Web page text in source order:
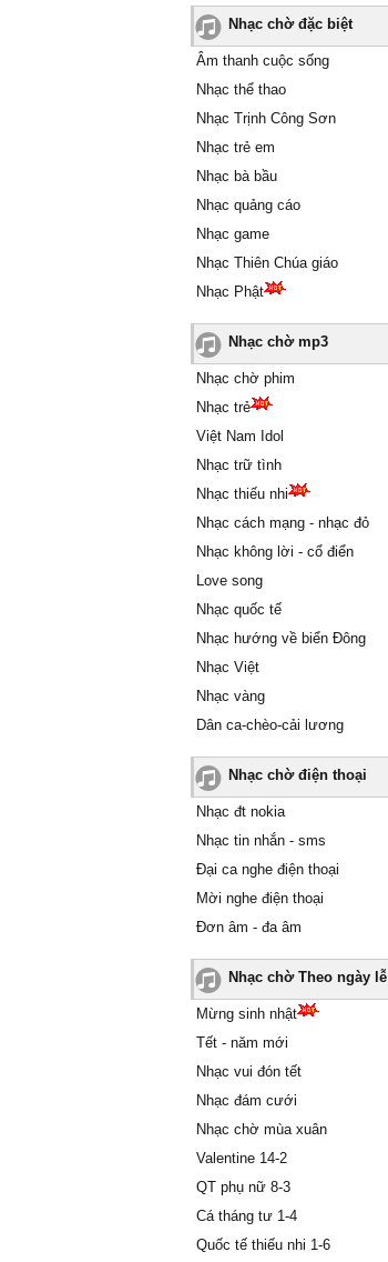
Nhạc chờ đặc biệt
Âm thanh cuộc sống
Nhạc thể thao
Nhạc Trịnh Công Sơn
Nhạc trẻ em
Nhạc bà bầu
Nhạc quảng cáo
Nhạc game
Nhạc Thiên Chúa giáo
Nhạc Phật
Nhạc chờ mp3
Nhạc chờ phim
Nhạc trẻ
Việt Nam Idol
Nhạc trữ tình
Nhạc thiếu nhi
Nhạc cách mạng - nhạc đỏ
Nhạc không lời - cổ điển
Love song
Nhạc quốc tế
Nhạc hướng về biển Đông
Nhạc Việt
Nhạc vàng
Dân ca-chèo-cải lương
Nhạc chờ điện thoại
Nhạc đt nokia
Nhạc tin nhắn - sms
Đại ca nghe điện thoại
Mời nghe điện thoại
Đơn âm - đa âm
Nhạc chờ Theo ngày lễ
Mừng sinh nhật
Tết - năm mới
Nhạc vui đón tết
Nhạc đám cưới
Nhạc chờ mùa xuân
Valentine 14-2
QT phụ nữ 8-3
Cá tháng tư 1-4
Quốc tế thiếu nhi 1-6